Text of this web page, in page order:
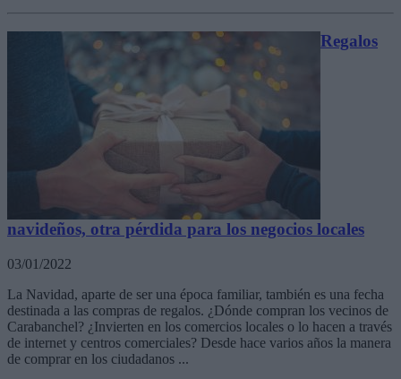
Regalos
navideños, otra pérdida para los negocios locales
03/01/2022
La Navidad, aparte de ser una época familiar, también es una fecha
destinada a las compras de regalos. ¿Dónde compran los vecinos de
Carabanchel? ¿Invierten en los comercios locales o lo hacen a través
de internet y centros comerciales? Desde hace varios años la manera
de comprar en los ciudadanos ...